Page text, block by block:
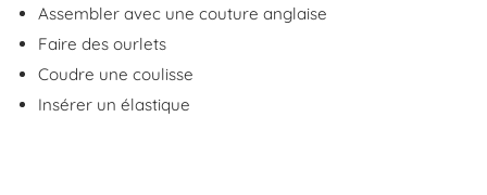
Assembler avec une couture anglaise
Faire des ourlets
Coudre une coulisse
Insérer un élastique